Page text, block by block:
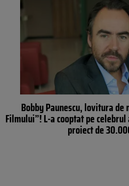
Bobby Paunescu, lovitura de
Filmului”! L-a cooptat pe
proiect de